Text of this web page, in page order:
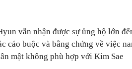
vẫn nhận được sự ủng hộ lớn
cáo buộc và bằng chứng về việc
mật không phù hợp với Kim Sae